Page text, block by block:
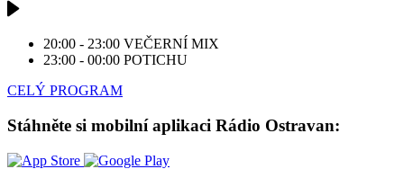
20:00 - 23:00 VEČERNÍ MIX
23:00 - 00:00 POTICHU
CELÝ PROGRAM
Stáhněte si mobilní aplikaci Rádio Ostravan: